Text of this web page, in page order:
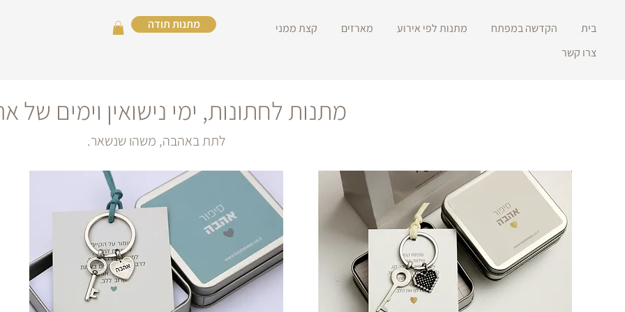
מתנות תודה בית הקדשה במפתח מתנות לפי אירוע מארזים
קצת ממני
צרו קשר
מתנות לחתונות, ימי נישואין וימים של
לתת באהבה, משהו שנשאר.